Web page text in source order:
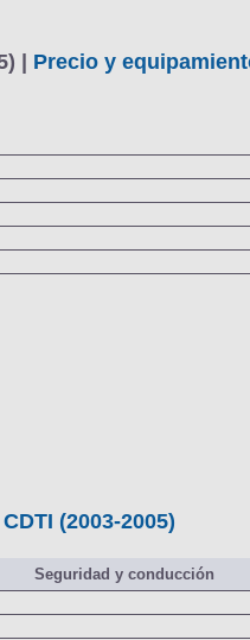
| Precio y equipamiento
(2003-2005)
Seguridad y conducción